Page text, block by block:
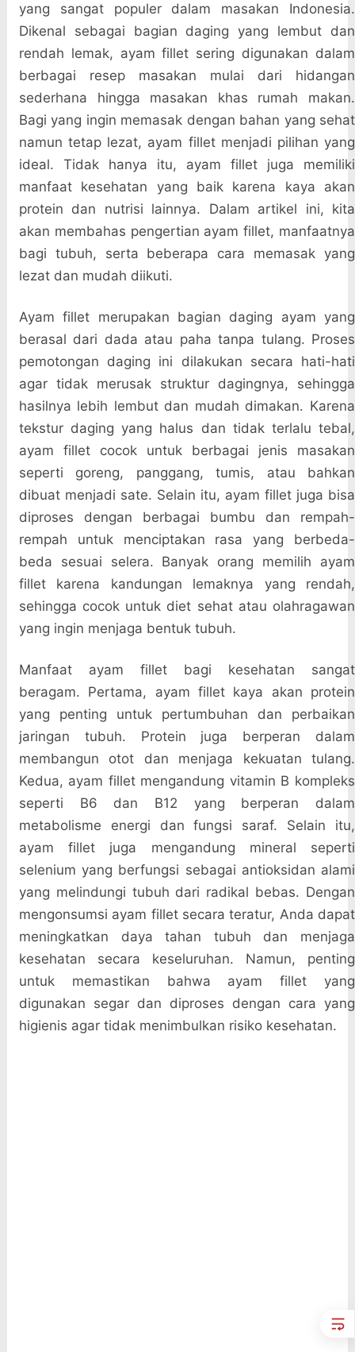
yang sangat populer dalam masakan Indonesia.
Dikenal sebagai bagian daging yang lembut dan
rendah lemak, ayam fillet sering digunakan dalam
berbagai resep masakan mulai dari hidangan
sederhana hingga masakan khas rumah makan.
Bagi yang ingin memasak dengan bahan yang sehat
namun tetap lezat, ayam fillet menjadi pilihan yang
ideal. Tidak hanya itu, ayam fillet juga memiliki
manfaat kesehatan yang baik karena kaya akan
protein dan nutrisi lainnya. Dalam artikel ini, kita
akan membahas pengertian ayam fillet, manfaatnya
bagi tubuh, serta beberapa cara memasak yang
lezat dan mudah diikuti.
Ayam fillet merupakan bagian daging ayam yang
berasal dari dada atau paha tanpa tulang. Proses
pemotongan daging ini dilakukan secara hati-hati
agar tidak merusak struktur dagingnya, sehingga
hasilnya lebih lembut dan mudah dimakan. Karena
tekstur daging yang halus dan tidak terlalu tebal,
ayam fillet cocok untuk berbagai jenis masakan
seperti goreng, panggang, tumis, atau bahkan
dibuat menjadi sate. Selain itu, ayam fillet juga bisa
diproses dengan berbagai bumbu dan rempah-
rempah untuk menciptakan rasa yang berbeda-
beda sesuai selera. Banyak orang memilih ayam
fillet karena kandungan lemaknya yang rendah,
sehingga cocok untuk diet sehat atau olahragawan
yang ingin menjaga bentuk tubuh.
Manfaat ayam fillet bagi kesehatan sangat
beragam. Pertama, ayam fillet kaya akan protein
yang penting untuk pertumbuhan dan perbaikan
jaringan tubuh. Protein juga berperan dalam
membangun otot dan menjaga kekuatan tulang.
Kedua, ayam fillet mengandung vitamin B kompleks
seperti B6 dan B12 yang berperan dalam
metabolisme energi dan fungsi saraf. Selain itu,
ayam fillet juga mengandung mineral seperti
selenium yang berfungsi sebagai antioksidan alami
yang melindungi tubuh dari radikal bebas. Dengan
mengonsumsi ayam fillet secara teratur, Anda dapat
meningkatkan daya tahan tubuh dan menjaga
kesehatan secara keseluruhan. Namun, penting
untuk memastikan bahwa ayam fillet yang
digunakan segar dan diproses dengan cara yang
higienis agar tidak menimbulkan risiko kesehatan.